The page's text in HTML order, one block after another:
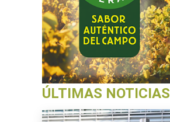
ÚLTIMAS NOTICIAS